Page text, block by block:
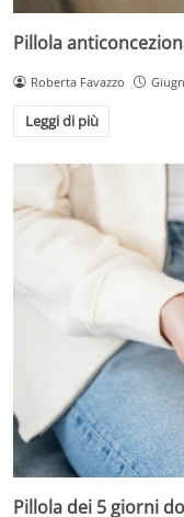
Pillola
Roberta Favazzo
Leggi di più
Pillola dei 5 giorni